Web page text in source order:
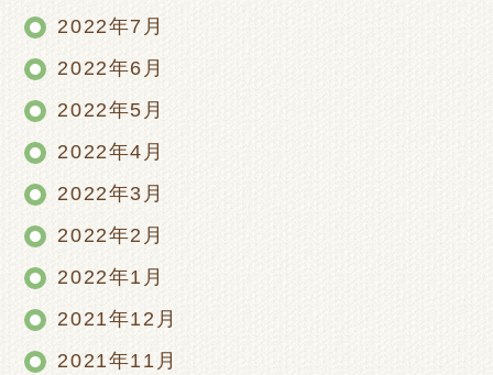
2022年7月
2022年6月
2022年5月
2022年4月
2022年3月
2022年2月
2022年1月
2021年12月
2021年11月